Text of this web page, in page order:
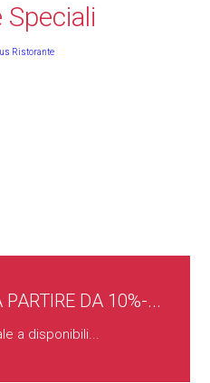
DA 10%-...
a disponibili...